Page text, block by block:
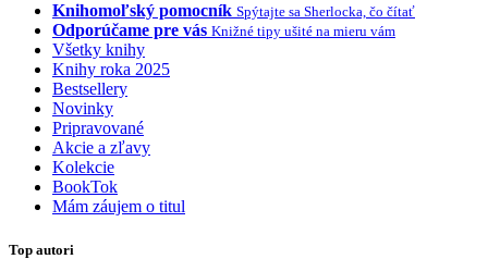
Knihomoľský pomocník Spýtajte sa Sherlocka, čo čítať
Odporúčame pre vás Knižné tipy ušité na mieru vám
Všetky knihy
Knihy roka 2025
Bestsellery
Novinky
Pripravované
Akcie a zľavy
Kolekcie
BookTok
Mám záujem o titul
Top autori